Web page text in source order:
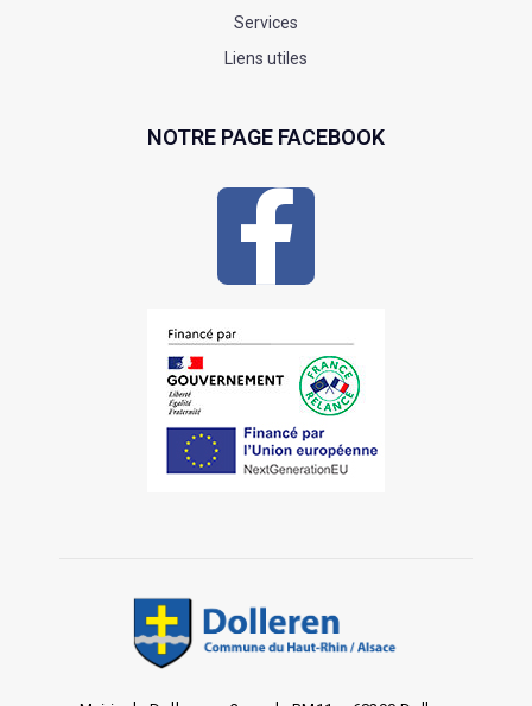
Services
Liens utiles
NOTRE PAGE FACEBOOK